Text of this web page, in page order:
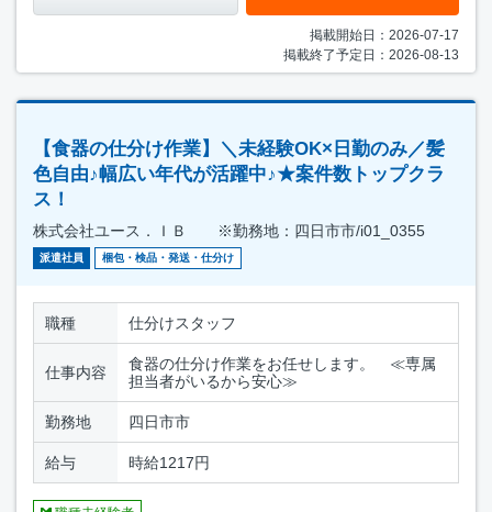
掲載開始日：2026-07-17
掲載終了予定日：2026-08-13
【食器の仕分け作業】＼未経験OK×日勤のみ／髪
色自由♪幅広い年代が活躍中♪★案件数トップクラ
ス！
株式会社ユース．ＩＢ ※勤務地：四日市市/i01_0355
派遣社員 梱包・検品・発送・仕分け
職種 仕分けスタッフ
仕事内容
食器の仕分け作業をお任せします。 ≪専属
担当者がいるから安心≫
勤務地 四日市市
給与 時給1217円